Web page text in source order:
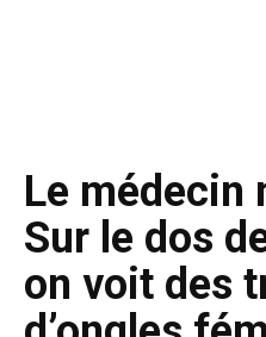
Le médecin
Sur le dos
on voit des